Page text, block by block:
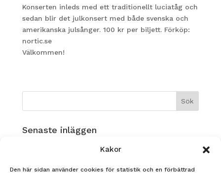
Kakor
Den här sidan använder cookies för statistik och en förbättrad
Konserten inleds med ett traditionellt luciatåg och
sedan blir det julkonsert med både svenska och
amerikanska julsånger. 100 kr per biljett. Förköp:
nortic.se
Välkommen!
Senaste inläggen
Musikverksamhet på Ållebergsgymnasiet!